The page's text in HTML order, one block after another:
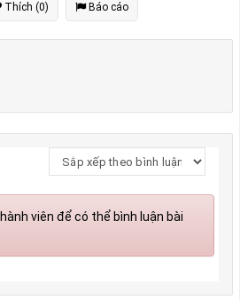
Thích (0) Báo cáo
viên để có thể bình luận bài